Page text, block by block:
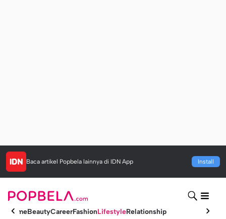
Baca artikel Popbela lainnya di IDN App Install
HomeBeautyCareerFashionLifestyleRelationship